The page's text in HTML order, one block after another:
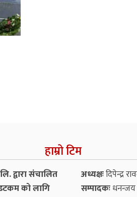
हाम्रो टिम
द्वारा संचालित
को लागि
अध्यक्षःदिपेन्द्र
सम्पादकःधनन्‍जय